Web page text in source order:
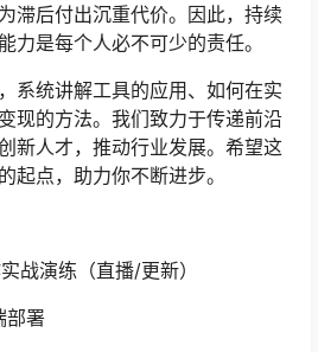
滞后付出沉重代价。因此，持续
力是每个人必不可少的责任。
系统讲解工具的应用、如何在实
现的方法。我们致力于传递前沿
新人才，推动行业发展。希望这
起点，助力你不断进步。
战演练（直播/更新）
部署